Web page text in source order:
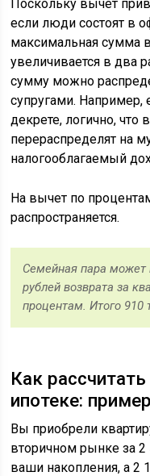
Поскольку вычет
если люди состоят в
максимальная сумма
увеличивается в два
сумму можно
супругами. Например,
декрете, логично,
перераспределят на
налогооблагаемый
На вычет по
распространяется.
Семейная пара может
рублей возврата за
процентам. Итого 910
Как
ипотеке: пример
Вы приобрели
вторичном рынке за 2
ваши накопления, а 2